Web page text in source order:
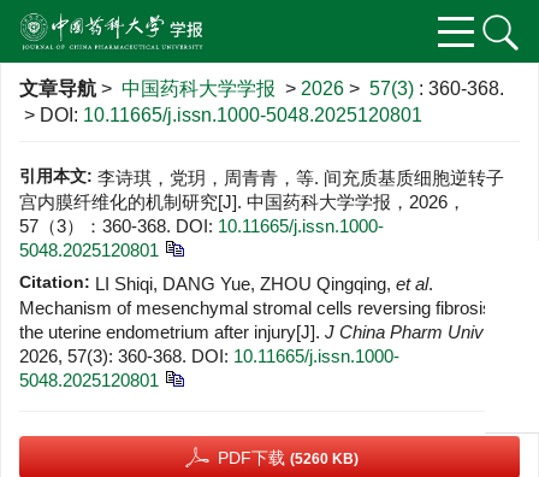
文章导航 > 中国药科大学学报 > 2026 > 57(3) : 360-368.
> DOI: 10.11665/j.issn.1000-5048.2025120801
引用本文: 李诗琪，党玥，周青青，等. 间充质基质细胞逆转子
宫内膜纤维化的机制研究[J]. 中国药科大学学报，2026，
57（3）：360-368. DOI: 10.11665/j.issn.1000-
5048.2025120801
Citation: LI Shiqi, DANG Yue, ZHOU Qingqing, et al.
Mechanism of mesenchymal stromal cells reversing fibrosis of
the uterine endometrium after injury[J]. J China Pharm Univ
2026, 57(3): 360-368. DOI: 10.11665/j.issn.1000-
5048.2025120801
PDF下载 (5260 KB)